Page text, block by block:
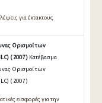
για έκτακτους
Ορισμοί των
( 2007 ) Κατέβασμα
Ορισμοί των
( 2007 )
εισφορές για την